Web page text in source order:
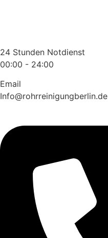
24 Stunden Notdienst
00:00 - 24:00
Email
Info@rohrreinigungberlin.de